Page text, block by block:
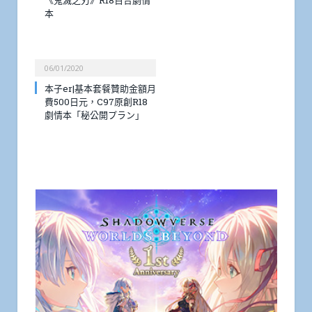
本
06/01/2020
本子er|基本套餐贊助金額月
費500日元，C97原創R18
劇情本「秘公開プラン」